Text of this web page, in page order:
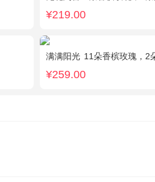
¥219.00
满满阳光 11朵香槟玫瑰，2朵向日葵
¥259.00